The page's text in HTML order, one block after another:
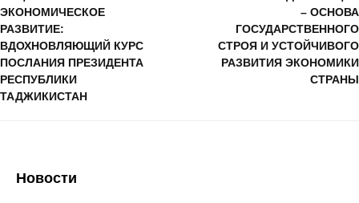
ЭКОНОМИЧЕСКОЕ
РАЗВИТИЕ:
ВДОХНОВЛЯЮЩИЙ КУРС
ПОСЛАНИЯ ПРЕЗИДЕНТА
РЕСПУБЛИКИ
ТАДЖИКИСТАН
– ОСНОВА
ГОСУДАРСТВЕННОГО
СТРОЯ И УСТОЙЧИВОГО
РАЗВИТИЯ ЭКОНОМИКИ
СТРАНЫ
Новости